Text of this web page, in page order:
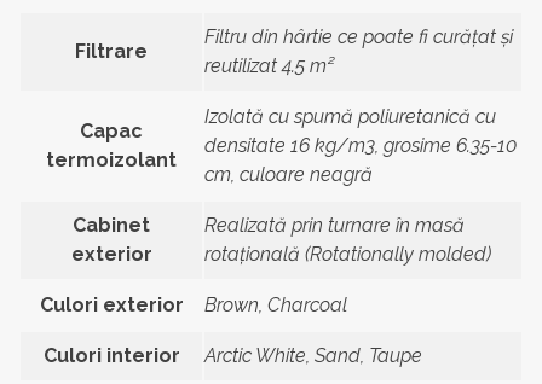
Filtrare
Filtru din hârtie ce poate fi curățat și
reutilizat 4.5 m²
Capac
termoizolant
Izolată cu spumă poliuretanică cu
densitate 16 kg/m3, grosime 6.35-10
cm, culoare neagră
Cabinet
exterior
Realizată prin turnare în masă
rotațională (Rotationally molded)
Culori exterior Brown, Charcoal
Culori interior Arctic White, Sand, Taupe